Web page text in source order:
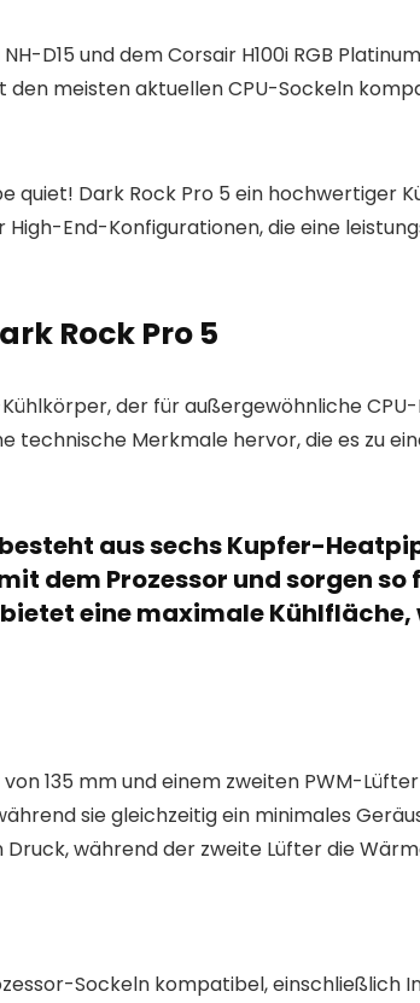
D15 und dem Corsair H100i RGB
meisten aktuellen CPU-Sockeln
quiet! Dark Rock Pro 5 ein hochwertiger
End-Konfigurationen, die eine
Rock Pro 5
der für außergewöhnliche
technische Merkmale hervor, die es zu
aus sechs Kupfer-
dem Prozessor und sorgen
eine maximale
135 mm und einem zweiten PWM-
sie gleichzeitig ein minimales
während der zweite Lüfter die
Sockeln kompatibel, einschließlich